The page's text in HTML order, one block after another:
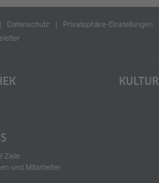
Datenschutz Privatsphäre-Einstellungen
KULTUR
Ziele
und Mitarbeiter